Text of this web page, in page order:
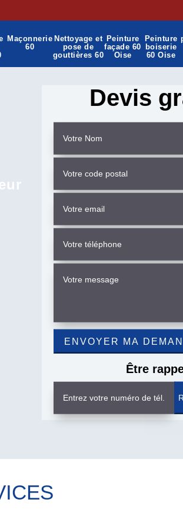
Maçonnerie
60
Nettoyage et
pose de
gouttières 60
Peinture
façade 60
Oise
Peinture
boiserie
60 Oise
Devis
Être